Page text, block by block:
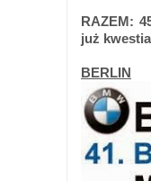
RAZEM:
już
BERLIN